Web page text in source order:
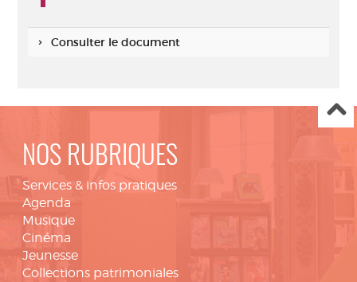
Consulter le document
NOS RUBRIQUES
Services & infos pratiques
Agenda
Musique
Cinéma
Jeunesse
Collections patrimoniales